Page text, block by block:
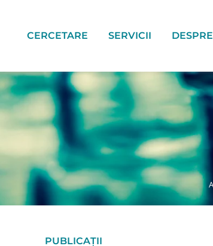
CERCETARE SERVICII
PUBLICAȚII